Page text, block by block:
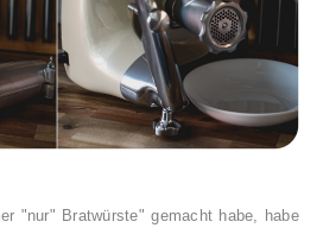
"nur" Bratwürste" gemacht habe, habe